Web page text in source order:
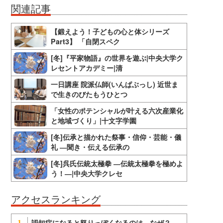
関連記事
【鍛えよう！子どもの心と体シリーズ
Part3】 「自閉スペク
[冬]『平家物語』の世界を遊ぶ|中央大学ク
レセントアカデミー|清
一日講座 院派仏師(いんぱぶっし) 近世ま
で生きのびたもうひとつ
「女性のポテンシャルが叶える六次産業化
と地域づくり」|十文字学園
[冬]伝承と描かれた祭事・信仰・芸能・儀
礼 ―聞き・伝える伝承の
[冬]呉氏伝統太極拳 ―伝統太極拳を極めよ
う！―|中央大学クレセ
アクセスランキング